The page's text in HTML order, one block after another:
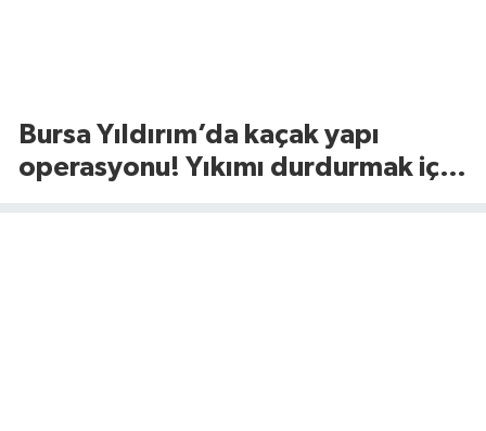
Bursa Yıldırım’da kaçak yapı
operasyonu! Yıkımı durdurmak için